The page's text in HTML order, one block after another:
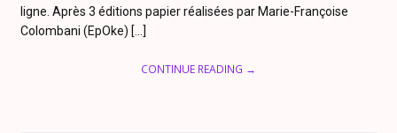
ligne. Après 3 éditions papier réalisées par Marie-Françoise
Colombani (EpOke) […]
CONTINUE READING →